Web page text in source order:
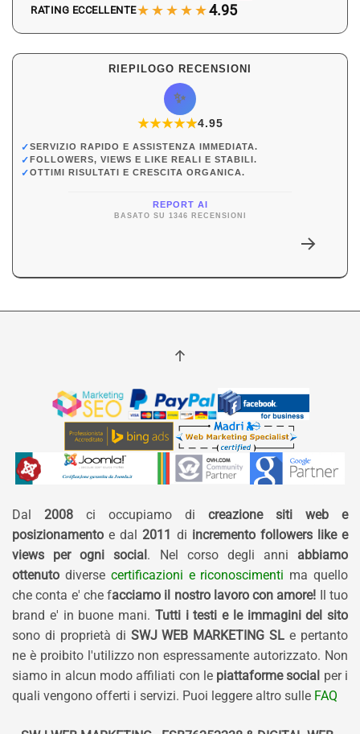
RATING ECCELLENTE★★★★★4.95
RIEPILOGO RECENSIONI
✨
★★★★★
★4.95
✓SERVIZIO RAPIDO E ASSISTENZA IMMEDIATA.
✓FOLLOWERS, VIEWS E LIKE REALI E STABILI.
✓OTTIMI RISULTATI E CRESCITA ORGANICA.
REPORT AI
BASATO SU 1346 RECENSIONI
Dal 2008 ci occupiamo di creazione siti web e
posizionamento e dal 2011 di incremento followers like e
views per ogni social. Nel corso degli anni abbiamo
ottenuto diverse certificazioni e riconoscimenti ma quello
che conta e' che facciamo il nostro lavoro con amore! Il tuo
brand e' in buone mani. Tutti i testi e le immagini del sito
sono di proprietà di SWJ WEB MARKETING SL e pertanto
ne è proibito l'utilizzo non espressamente autorizzato. Non
siamo in alcun modo affiliati con le piattaforme social per i
quali vengono offerti i servizi. Puoi leggere altro sulle FAQ